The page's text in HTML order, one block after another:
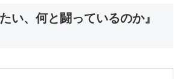
い、何と闘っているのか』